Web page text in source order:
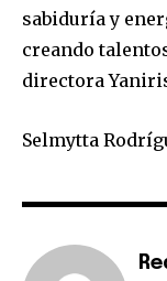
sabiduría y
creando
directora
Selmytta